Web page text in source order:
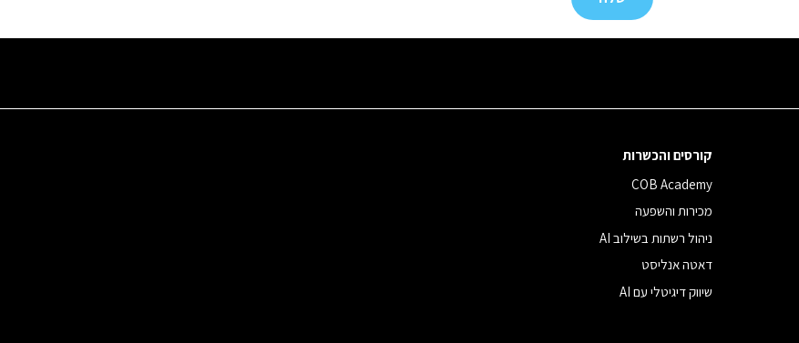
קורסים והכשרות
COB Academy
מכירות והשפעה
ניהול רשתות בשילוב AI
דאטה אנליסט
שיווק דיגיטלי עם AI